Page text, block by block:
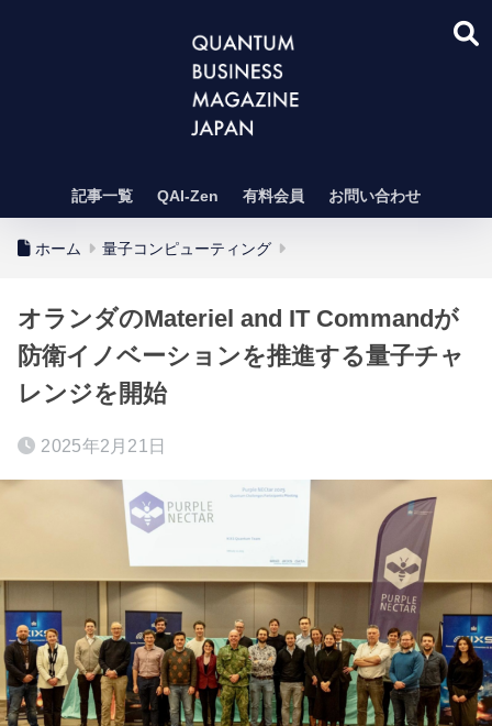
記事一覧 QAI-Zen 有料会員 お問い合わせ
ホーム 量子コンピューティング
オランダのMateriel and IT Commandが
防衛イノベーションを推進する量子チャ
レンジを開始
2025年2月21日